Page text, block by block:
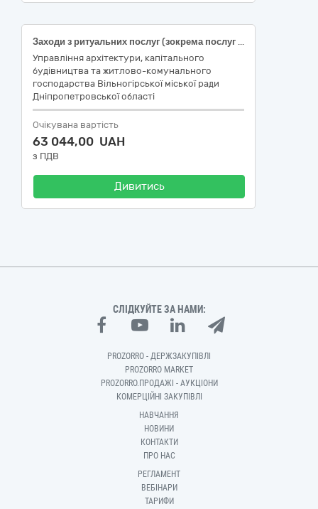
Заходи з ритуальних послуг (зокрема послуг з поховання) військовослужбовців, які загинули під час бойових дій, у зв’язку з військовою агресією Російської Федерації проти України (ДК 021:2015: 98370000-7 Поховальні та супутні послуги)
Управління архітектури, капітального
будівництва та житлово-комунального
господарства Вільногірської міської ради
Дніпропетровської області
Очікувана вартість
63 044,00 UAH
з ПДВ
Дивитись
СЛІДКУЙТЕ ЗА НАМИ:
PROZORRO - ДЕРЖЗАКУПІВЛІ
PROZORRO MARKET
PROZORRO.ПРОДАЖІ - АУКЦІОНИ
КОМЕРЦІЙНІ ЗАКУПІВЛІ
НАВЧАННЯ
НОВИНИ
КОНТАКТИ
ПРО НАС
РЕГЛАМЕНТ
ВЕБІНАРИ
ТАРИФИ